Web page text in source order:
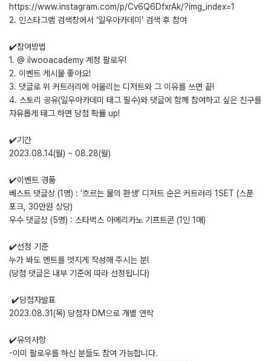
https://www.instagram.com/p/Cv6Q6DfxrAk/?img_index=1
2. 인스타그램 검색창에서 ‘일우아카데미’ 검색 후 참여
✔️참여방법
1. @ ilwooacademy 계정 팔로우!
2. 이벤트 게시물 좋아요!
3. 댓글로 위 커트러리에 어울리는 디저트와 그 이유를 쓰면 끝!
4. 스토리 공유(일우아카데미 태그 필수)와 댓글에 함께 참여하고 싶은 친구를
자유롭게 태그 하면 당첨 확률 up!
✔️기간
2023.08.14(월) ~ 08.28(월)
✔️이벤트 경품
베스트 댓글상 (1명) : ‘흐르는 물의 환생’ 디저트 순은 커트러리 1SET (스푼
포크, 30만원 상당)
우수 댓글상 (5명) : 스타벅스 아메리카노 기프트콘 (1인 1매)
✔️선정 기준
누가 봐도 멘트를 멋지게 작성해 주시는 분!
(당첨 댓글은 내부 기준에 따라 선정됩니다)
✔️당첨자발표
2023.08.31(목) 당첨자 DM으로 개별 연락
✔️유의사항
-이미 팔로우를 하신 분들도 참여 가능합니다.